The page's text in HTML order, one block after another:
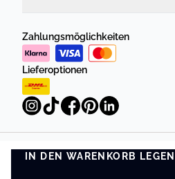
IN DEN WARENKORB LEGEN
IN DEN
Zahlungsmöglichkeiten
Lieferoptionen
Datenschutzrichtlinie